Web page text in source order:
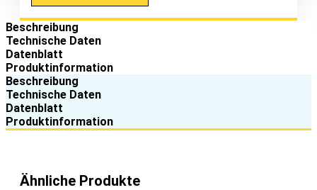
Beschreibung
Technische Daten
Datenblatt
Produktinformation
Beschreibung
Technische Daten
Datenblatt
Produktinformation
Ähnliche Produkte